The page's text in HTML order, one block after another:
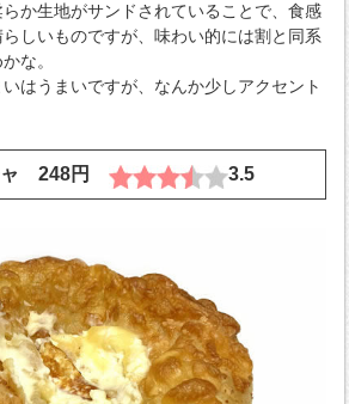
か生地がサンドされていることで、食感
しいものですが、味わい的には割と同系
な。
はうまいですが、なんか少しアクセント
ャ 248円 3.5